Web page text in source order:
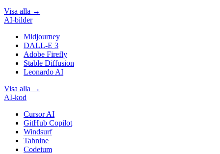
Visa alla →
AI-bilder
Midjourney
DALL-E 3
Adobe Firefly
Stable Diffusion
Leonardo AI
Visa alla →
AI-kod
Cursor AI
GitHub Copilot
Windsurf
Tabnine
Codeium